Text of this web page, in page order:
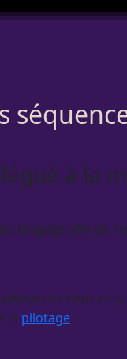
à la
langage afin de
tient en
le pilotage.